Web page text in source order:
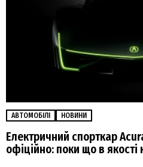
АВТОМОБІЛІ НОВИНИ
Електричний спорткар
офіційно: поки що в якості